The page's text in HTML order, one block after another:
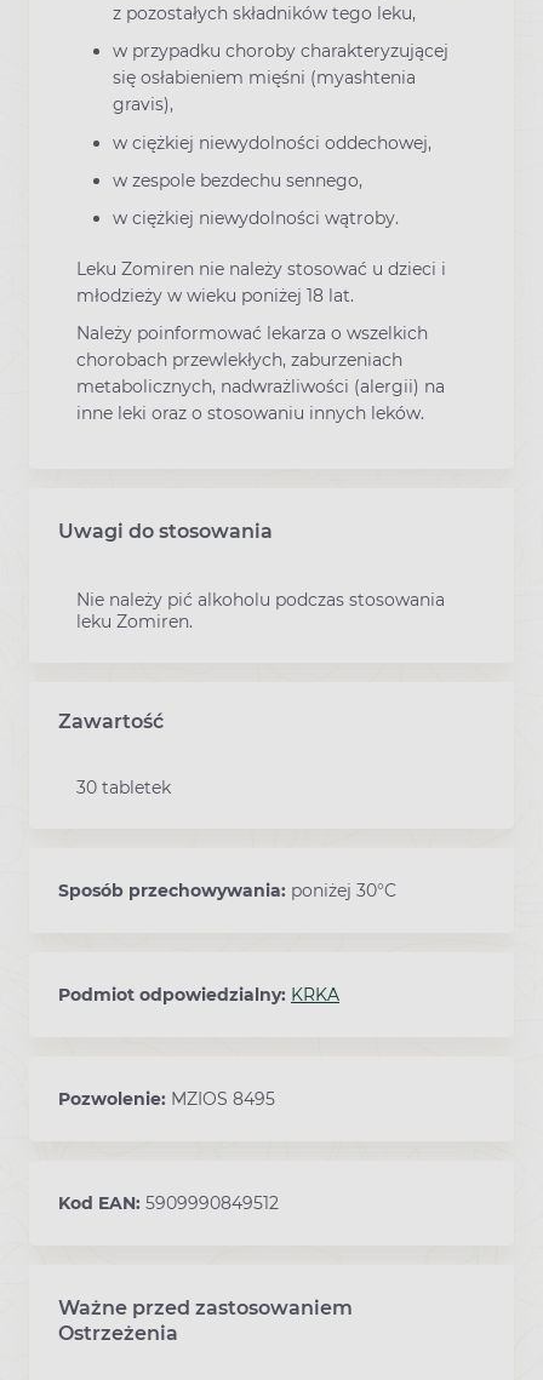
z pozostałych składników tego leku,
w przypadku choroby charakteryzującej
się osłabieniem mięśni (myashtenia
gravis),
w ciężkiej niewydolności oddechowej,
w zespole bezdechu sennego,
w ciężkiej niewydolności wątroby.
Leku Zomiren nie należy stosować u dzieci i
młodzieży w wieku poniżej 18 lat.
Należy poinformować lekarza o wszelkich
chorobach przewlekłych, zaburzeniach
metabolicznych, nadwrażliwości (alergii) na
inne leki oraz o stosowaniu innych leków.
Uwagi do stosowania
Nie należy pić alkoholu podczas stosowania
leku Zomiren.
Zawartość
30 tabletek
Sposób przechowywania: poniżej 30°C
Podmiot odpowiedzialny: KRKA
Pozwolenie: MZIOS 8495
Kod EAN: 5909990849512
Ważne przed zastosowaniem
Ostrzeżenia